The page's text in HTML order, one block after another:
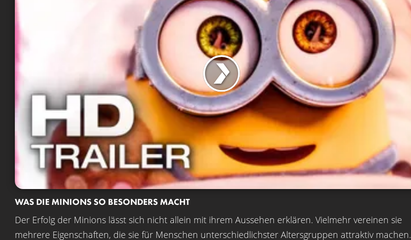
WAS DIE MINIONS SO BESONDERS MACHT
Der Erfolg der Minions lässt sich nicht allein mit ihrem Aussehen erklären. Vielmehr vereinen sie
mehrere Eigenschaften, die sie für Menschen unterschiedlichster Altersgruppen attraktiv machen.